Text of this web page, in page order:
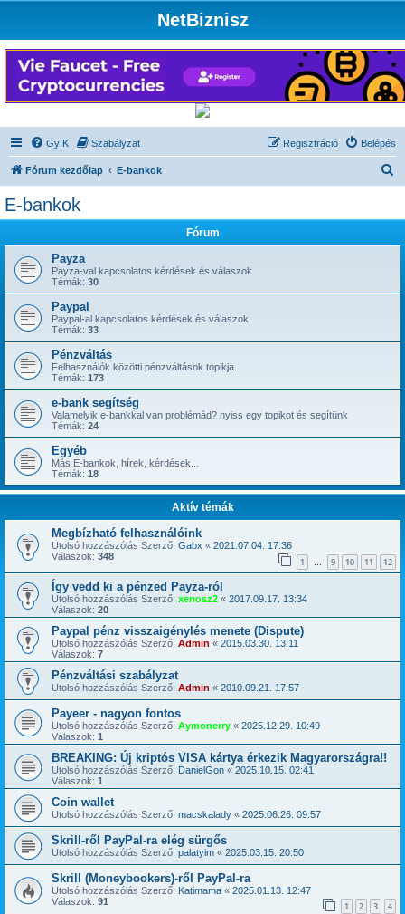
NetBiznisz
GyIK Szabályzat Belépés
Regisztráció
Fórum kezdőlap E-bankok
E-bankok
Fórum
Payza
Payza-val kapcsolatos kérdések és válaszok
Témák: 30
Paypal
Paypal-al kapcsolatos kérdések és válaszok
Témák: 33
Pénzváltás
Felhasználók közötti pénzváltások topikja.
Témák: 173
e-bank segítség
Valamelyik e-bankkal van problémád? nyiss egy topikot és segítünk
Témák: 24
Egyéb
Más E-bankok, hírek, kérdések...
Témák: 18
Aktív témák
Megbízható felhasználóink
Utolsó hozzászólás Szerző: Gabx « 2021.07.04. 17:36
Válaszok: 348 1 … 9 10 11 12
Így vedd ki a pénzed Payza-ról
Utolsó hozzászólás Szerző: xenosz2 « 2017.09.17. 13:34
Válaszok: 20
Paypal pénz visszaigénylés menete (Dispute)
Utolsó hozzászólás Szerző: Admin « 2015.03.30. 13:11
Válaszok: 7
Pénzváltási szabályzat
Utolsó hozzászólás Szerző: Admin « 2010.09.21. 17:57
Payeer - nagyon fontos
Utolsó hozzászólás Szerző: Aymonerry « 2025.12.29. 10:49
Válaszok: 1
BREAKING: Új kriptós VISA kártya érkezik Magyarországra!!
Utolsó hozzászólás Szerző: DanielGon « 2025.10.15. 02:41
Válaszok: 1
Coin wallet
Utolsó hozzászólás Szerző: macskalady « 2025.06.26. 09:57
Skrill-ről PayPal-ra elég sürgős
Utolsó hozzászólás Szerző: palatyim « 2025.03.15. 20:50
Skrill (Moneybookers)-ről PayPal-ra
Utolsó hozzászólás Szerző: Katimama « 2025.01.13. 12:47
Válaszok: 91 1 2 3 4